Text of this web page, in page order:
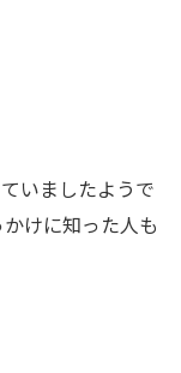
いましたようで
けに知った人も